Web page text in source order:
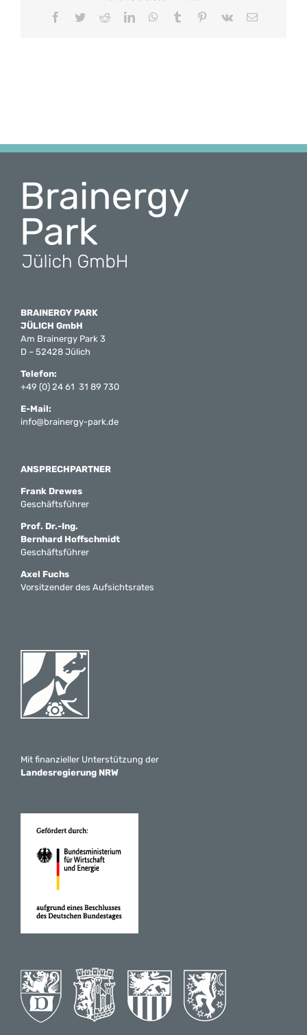
Facebook
TwitterRedditLinkedInWhatsApp
Tumblr Pinterest
Vk
E-
BRAINERGY PARK
JÜLICH GmbH
Am Brainergy Park 3
D – 52428 Jülich
Telefon:
+49 (0) 24 61 31 89 730
E-Mail:
info@brainergy-park.de
ANSPRECHPARTNER
Frank Drewes
Geschäftsführer
Prof. Dr.-Ing.
Bernhard Hoffschmidt
Geschäftsführer
Axel Fuchs
Vorsitzender des Aufsichtsrates
Mit finanzieller Unterstützung der
Landesregierung NRW